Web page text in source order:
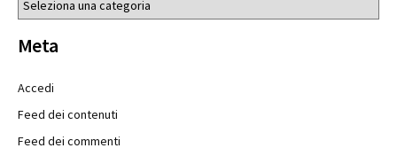
Meta
Accedi
Feed dei contenuti
Feed dei commenti